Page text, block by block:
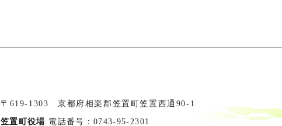
〒619-1303 京都府相楽郡笠置町笠置西通90-1
笠置町役場 電話番号：0743-95-2301